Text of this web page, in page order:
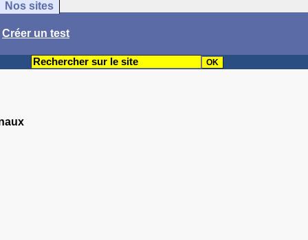
Nos sites
Créer un test